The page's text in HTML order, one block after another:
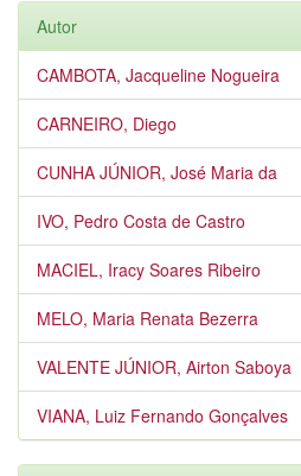
Autor
CAMBOTA, Jacqueline Nogueira
CARNEIRO, Diego
CUNHA JÚNIOR, José Maria da
IVO, Pedro Costa de Castro
MACIEL, Iracy Soares Ribeiro
MELO, Maria Renata Bezerra
VALENTE JÚNIOR, Airton Saboya
VIANA, Luiz Fernando Gonçalves